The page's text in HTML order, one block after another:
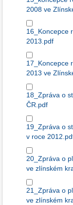
2008 ve
16_Koncepce
2013.pdf
17_Koncepce
2013 ve
18_Zpráva o
ČR.pdf
19_Zpráva o
v roce
20_Zpráva o
ve zlínském
21_Zpráva o
ve zlínském